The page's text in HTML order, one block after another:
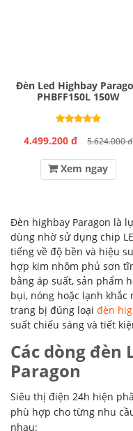
Đèn Led Highbay
PHBFF150L 150W
4.499.200 đ 5.624.000 đ
Xem ngay
Đèn highbay Paragon là
dùng nhờ sử dụng chip
tiếng về độ bền và hiệu
hợp kim nhôm phủ sơn
bằng áp suất, sản phẩm
bụi, nóng hoặc lạnh khắc
trang bị đúng loại đèn
suất chiếu sáng và tiết
Các dòng đèn
Paragon
Siêu thị điện 24h hiện
phù hợp cho từng nhu
nhau: